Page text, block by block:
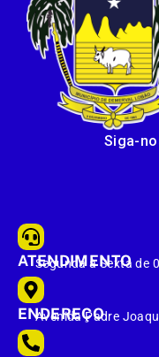
Siga-
ATENDIMENTO
Segunda à Sexta de
ENDEREÇO
Avenida Padre